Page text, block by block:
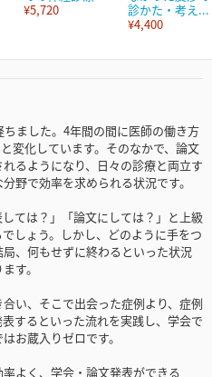
¥5,720
診かた・考え...
¥4,400
ました。4年間の間に医師の働き方
変化しています。そのなかで、論文
るようになり、日々の診療と両立す
野で効率を求められる状況です。
ては？」「論文にしては？」と上級
しょう。しかし、どのように手をつ
、何もせずに終わるといった状況
す。
い、そこで出会った症例より、症例
するといった流れを実践し、学会で
お蔵入りゼロです。
よく、学会・論文発表ができる